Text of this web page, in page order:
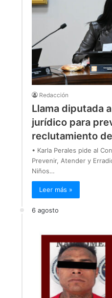
Redacción
Llama diputada
jurídico para
reclutamiento
• Karla Perales pide al
Prevenir, Atender y
Niños…
Leer más »
6 agosto